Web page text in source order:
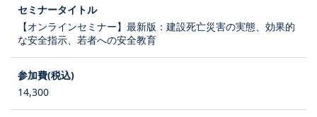
【オンラインセミナー】最新版：建設死亡災害の実態、効果的
な安全指示、若者への安全教育
14,300